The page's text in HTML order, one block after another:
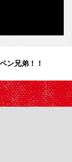
ン兄弟！！